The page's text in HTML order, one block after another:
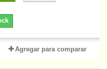
Agregar para comparar